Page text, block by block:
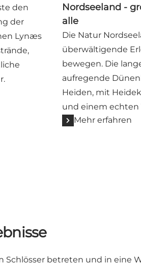
den
der
Lynæs
Nordseeland -
alle
Die Natur
überwältigende
bewegen. Die
aufregende
Heiden, mit
und einem echten
Mehr erfahren
Schlösser betreten und in eine